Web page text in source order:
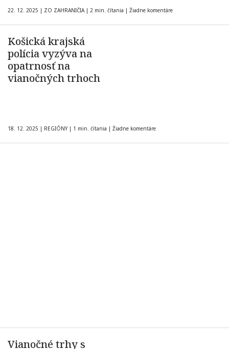
22. 12. 2025 | ZO ZAHRANIČIA | 2 min. čítania | Žiadne komentáre
Košická krajská
polícia vyzýva na
opatrnosť na
vianočných trhoch
18. 12. 2025 | REGIÓNY | 1 min. čítania | Žiadne komentáre
Vianočné trhy s